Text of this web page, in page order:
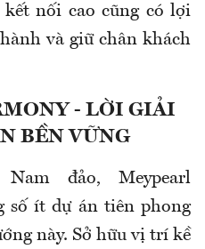
nối cao cũng có lợi
và giữ chân khách
- LỜI GIẢI
BỀN VỮNG
đảo, Meypearl
số ít dự án tiên phong
này. Sở hữu vị trí kề